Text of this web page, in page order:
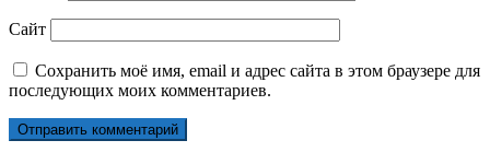
Сайт
Сохранить моё имя, email и адрес сайта в этом браузере для
последующих моих комментариев.